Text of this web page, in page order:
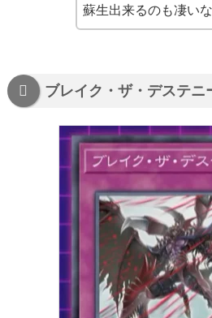
蘇生出来るのも凄い
ブレイク・ザ・デステニ